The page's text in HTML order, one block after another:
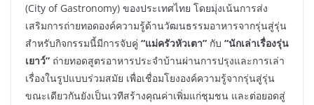
(City of Gastronomy) ของประเทศไทย โดยมุ่งเน้นการส่ง
เสริมการถ่ายทอดองค์ความรู้ด้านวัฒนธรรมอาหารจากรุ่นสู่รุ่น
สำหรับกิจกรรมนี้มีการจับคู่ “แม่ครัวหัวเตา” กับ “นักเล่าเรื่องรุ่น
เยาว์” ถ่ายทอดสูตรอาหารประจำบ้านผ่านการปรุงและการเล่า
เรื่องในรูปแบบร่วมสมัย เพื่อเชื่อมโยงองค์ความรู้จากรุ่นสู่รุ่น
ขณะเดียวกันยังเป็นเวทีสร้างคุณค่าเพิ่มแก่ชุมชน และต่อยอดสู่